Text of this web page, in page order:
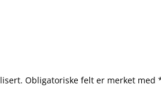
Obligatoriske felt er merket med